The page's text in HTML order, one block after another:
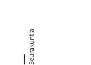
Seurakuntia